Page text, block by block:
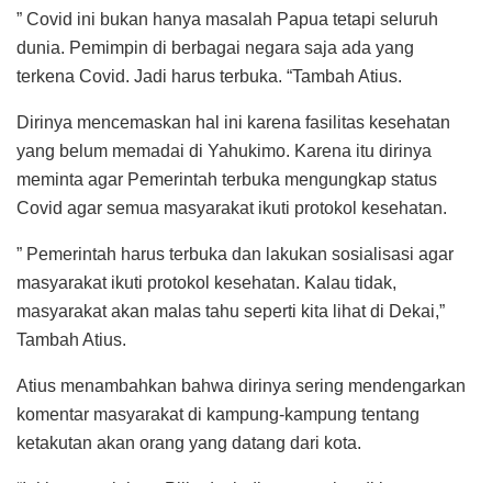
” Covid ini bukan hanya masalah Papua tetapi seluruh
dunia. Pemimpin di berbagai negara saja ada yang
terkena Covid. Jadi harus terbuka. “Tambah Atius.
Dirinya mencemaskan hal ini karena fasilitas kesehatan
yang belum memadai di Yahukimo. Karena itu dirinya
meminta agar Pemerintah terbuka mengungkap status
Covid agar semua masyarakat ikuti protokol kesehatan.
” Pemerintah harus terbuka dan lakukan sosialisasi agar
masyarakat ikuti protokol kesehatan. Kalau tidak,
masyarakat akan malas tahu seperti kita lihat di Dekai,”
Tambah Atius.
Atius menambahkan bahwa dirinya sering mendengarkan
komentar masyarakat di kampung-kampung tentang
ketakutan akan orang yang datang dari kota.